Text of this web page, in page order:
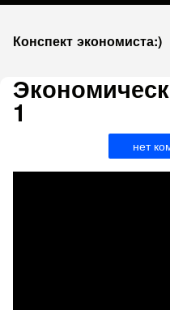
Конспект экономиста:)
1
нет